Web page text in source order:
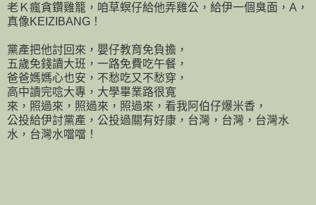
老Ｋ瘋貪鑽雞籠，咱草螟仔給他弄雞公，給伊一個臭面，A，
真像KEIZIBANG！
黨產把他討回來，嬰仔教育免負擔，
五歲免錢讀大班，一路免費吃午餐，
爸爸媽媽心也安，不愁吃又不愁穿，
高中讀完唸大專，大學畢業路很寬
來，照過來，照過來，照過來，看我阿伯仔爆米香，
公投給伊討黨產，公投過關有好康，台灣，台灣，台灣水
水，台灣水噹噹！